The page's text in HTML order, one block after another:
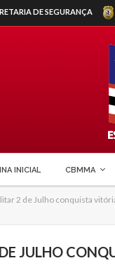
DE SEGURANÇA
INICIAL CBMMA
2 de Julho conquista
JULHO